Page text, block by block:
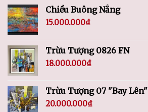
Chiều Buông Nắng
15.000.000₫
Trừu Tượng 0826 FN
18.000.000₫
Trừu Tượng 07 "Bay Lên"
20.000.000₫